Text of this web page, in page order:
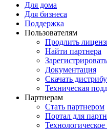
Для дома
Для бизнеса
Поддержка
Пользователям
Продлить
Найти партнера
Документация
Скачать
Техническая
Партнерам
Стать партнером
Портал для